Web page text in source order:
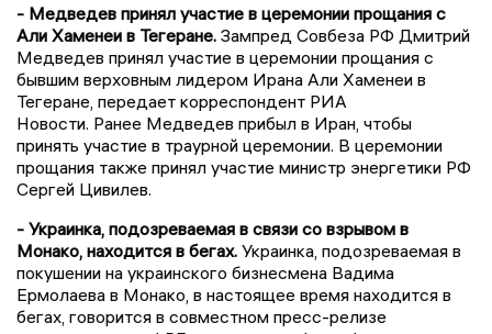
- Медведев принял участие в церемонии прощания с
Али Хаменеи в Тегеране. Зампред Совбеза РФ Дмитрий
Медведев принял участие в церемонии прощания с
бывшим верховным лидером Ирана Али Хаменеи в
Тегеране, передает корреспондент РИА
Новости. Ранее Медведев прибыл в Иран, чтобы
принять участие в траурной церемонии. В церемонии
прощания также принял участие министр энергетики РФ
Сергей Цивилев.
- Украинка, подозреваемая в связи со взрывом в
Монако, находится в бегах. Украинка, подозреваемая в
покушении на украинского бизнесмена Вадима
Ермолаева в Монако, в настоящее время находится в
бегах, говорится в совместном пресс-релизе